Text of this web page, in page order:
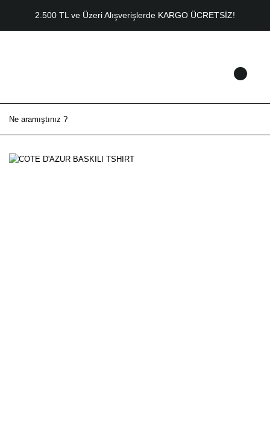
2.500 TL ve Üzeri Alışverişlerde KARGO ÜCRETSİZ!